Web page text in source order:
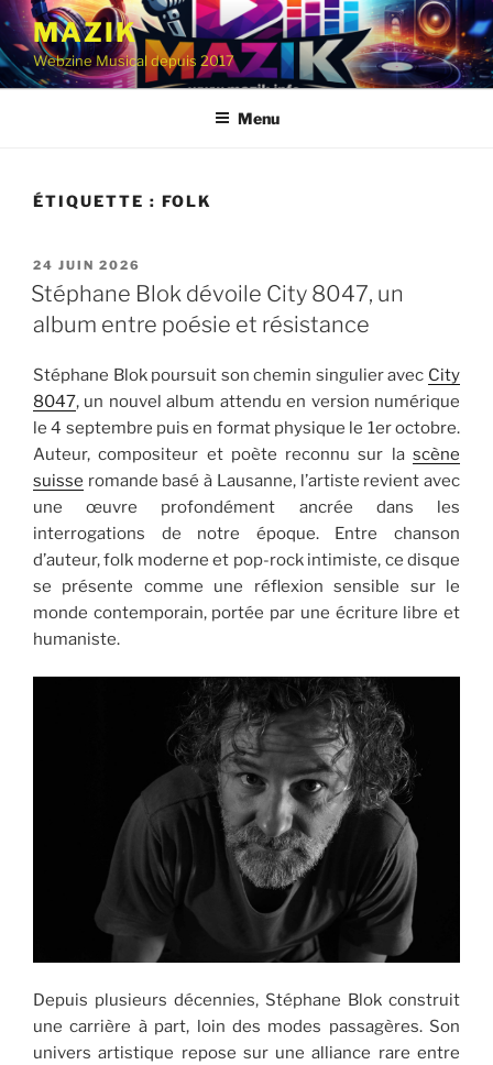
Aller
contenu
principal
MAZIK
Webzine Musical depuis 2017
Menu
ÉTIQUETTE : FOLK
PUBLIÉ
LE
24 JUIN 2026
Stéphane Blok dévoile City 8047, un
album entre poésie et résistance
Stéphane Blok poursuit son chemin singulier avec City
8047, un nouvel album attendu en version numérique
le 4 septembre puis en format physique le 1er octobre.
Auteur, compositeur et poète reconnu sur la scène
suisse romande basé à Lausanne, l’artiste revient avec
une œuvre profondément ancrée dans les
interrogations de notre époque. Entre chanson
d’auteur, folk moderne et pop-rock intimiste, ce disque
se présente comme une réflexion sensible sur le
monde contemporain, portée par une écriture libre et
humaniste.
Depuis plusieurs décennies, Stéphane Blok construit
une carrière à part, loin des modes passagères. Son
univers artistique repose sur une alliance rare entre